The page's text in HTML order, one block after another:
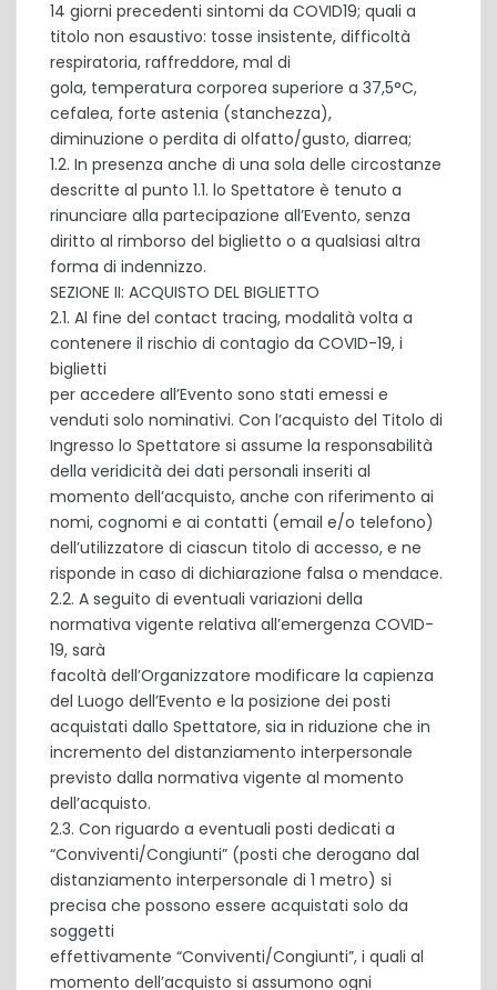
14 giorni precedenti sintomi da COVID19; quali a
titolo non esaustivo: tosse insistente, difficoltà
respiratoria, raffreddore, mal di
gola, temperatura corporea superiore a 37,5°C,
cefalea, forte astenia (stanchezza),
diminuzione o perdita di olfatto/gusto, diarrea;
1.2. In presenza anche di una sola delle circostanze
descritte al punto 1.1. lo Spettatore è tenuto a
rinunciare alla partecipazione all’Evento, senza
diritto al rimborso del biglietto o a qualsiasi altra
forma di indennizzo.
SEZIONE II: ACQUISTO DEL BIGLIETTO
2.1. Al fine del contact tracing, modalità volta a
contenere il rischio di contagio da COVID-19, i
biglietti
per accedere all’Evento sono stati emessi e
venduti solo nominativi. Con l’acquisto del Titolo di
Ingresso lo Spettatore si assume la responsabilità
della veridicità dei dati personali inseriti al
momento dell’acquisto, anche con riferimento ai
nomi, cognomi e ai contatti (email e/o telefono)
dell’utilizzatore di ciascun titolo di accesso, e ne
risponde in caso di dichiarazione falsa o mendace.
2.2. A seguito di eventuali variazioni della
normativa vigente relativa all’emergenza COVID-
19, sarà
facoltà dell’Organizzatore modificare la capienza
del Luogo dell’Evento e la posizione dei posti
acquistati dallo Spettatore, sia in riduzione che in
incremento del distanziamento interpersonale
previsto dalla normativa vigente al momento
dell’acquisto.
2.3. Con riguardo a eventuali posti dedicati a
“Conviventi/Congiunti” (posti che derogano dal
distanziamento interpersonale di 1 metro) si
precisa che possono essere acquistati solo da
soggetti
effettivamente “Conviventi/Congiunti”, i quali al
momento dell’acquisto si assumono ogni